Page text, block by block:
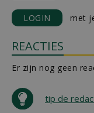
LOGIN met je
REACTIES
Er zijn nog geen
tip de